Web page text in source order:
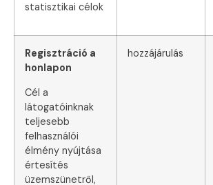
statisztikai célok
Regisztráció a
honlapon
Cél a
látogatóinknak
teljesebb
felhasználói
élmény nyújtása
értesítés
üzemszünetről,
hozzájárulás